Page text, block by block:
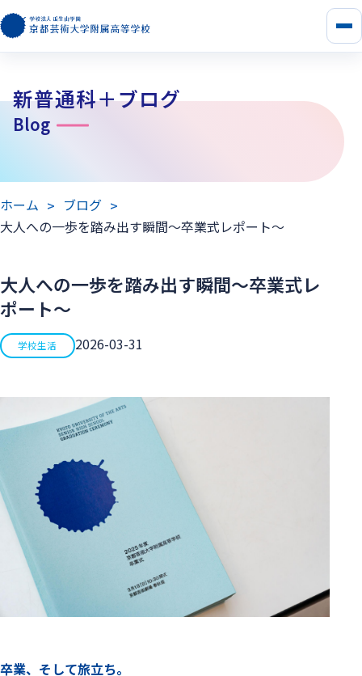
メ
ニ
く
新普通科＋ブログ
Blog
ホーム
ブログ
大人への一歩を踏み出す瞬間～卒業式レポート～
大人への一歩を踏み出す瞬間～卒業式レ
ポート～
学校生活 2026-03-31
卒業、そして旅立ち。